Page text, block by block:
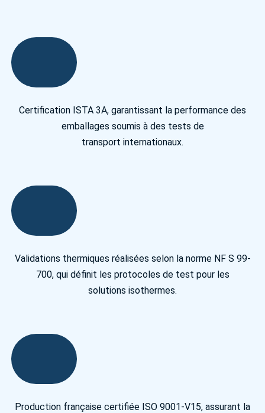
Certification ISTA 3A, garantissant la performance des
emballages soumis à des tests de
transport internationaux.
Validations thermiques réalisées selon la norme NF S 99-
700, qui définit les protocoles de test pour les
solutions isothermes.
Production française certifiée ISO 9001-V15, assurant la